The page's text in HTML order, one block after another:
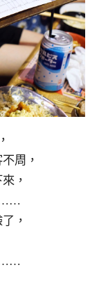
周，
，
……
，
……